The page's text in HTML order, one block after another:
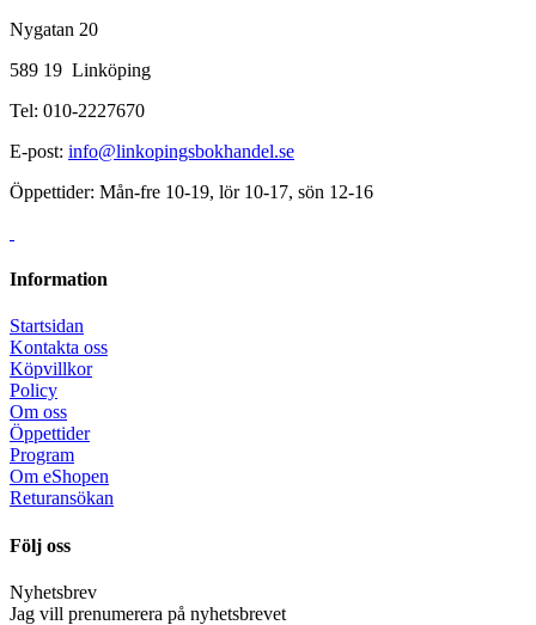
Nygatan 20
589 19 Linköping
Tel: 010-2227670
E-post: info@linkopingsbokhandel.se
Öppettider: Mån-fre 10-19, lör 10-17, sön 12-16
Information
Startsidan
Kontakta oss
Köpvillkor
Policy
Om oss
Öppettider
Program
Om eShopen
Returansökan
Följ oss
Nyhetsbrev
Jag vill prenumerera på nyhetsbrevet